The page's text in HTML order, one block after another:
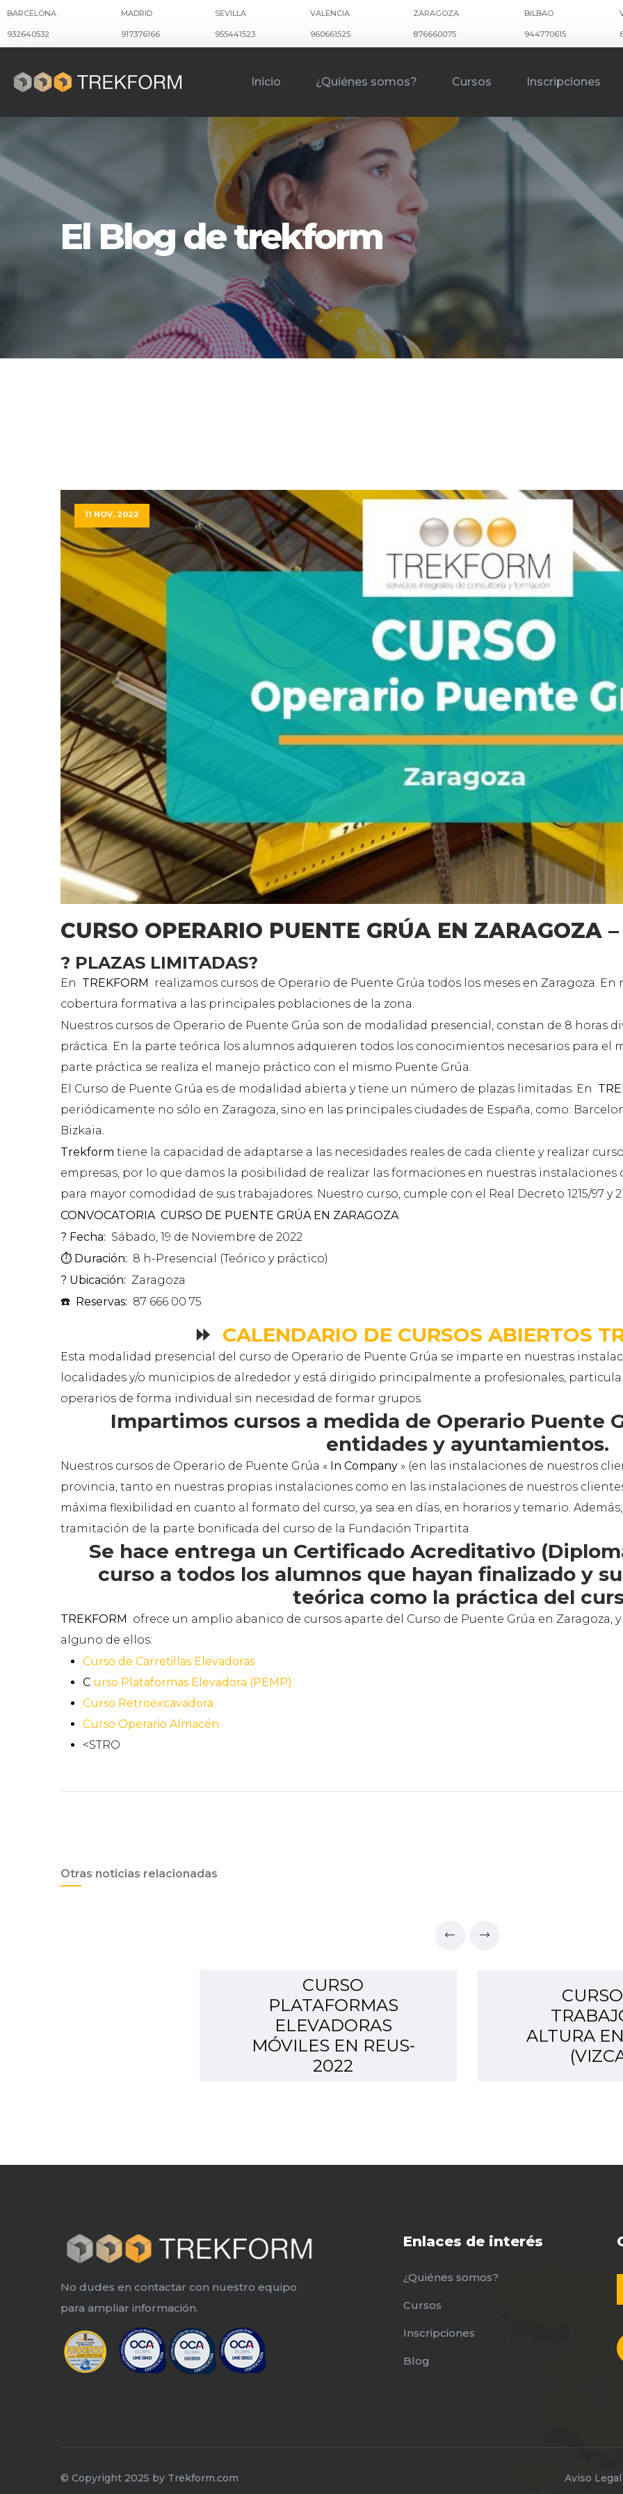
BARCELONA
932640532
MADRID
917376166
SEVILLA
955441523
VALENCIA
960661525
ZARAGOZA
876660075
BILBAO
944770615
Inicio ¿Quiénes somos? Cursos Inscripciones
El Blog de trekform
11 NOV, 2022
CURSO OPERARIO PUENTE GRÚA EN ZARAGOZA
? PLAZAS LIMITADAS?
En TREKFORM
realizamos cursos de Operario de Puente Grúa todos los meses en Zaragoza.
cobertura formativa a las principales poblaciones de la zona.
Nuestros cursos de Operario de Puente Grúa son de modalidad presencial, constan de 8 horas
práctica. En la parte teórica los alumnos adquieren todos los conocimientos necesarios para el
parte práctica se realiza el manejo práctico con el mismo Puente Grúa.
El Curso de Puente Grúa es de modalidad abierta y tiene un número de plazas limitadas. En
periódicamente no sólo en Zaragoza, sino en las principales ciudades de España, como:
Bizkaia.
Trekform tiene la capacidad de adaptarse a las necesidades reales de cada cliente y realizar
empresas, por lo que damos la posibilidad de realizar las formaciones en nuestras
para mayor comodidad de sus trabajadores. Nuestro curso, cumple con el Real Decreto 1215/97 y
CONVOCATORIA CURSO DE PUENTE GRÚA EN ZARAGOZA
? Fecha: Sábado, 19 de Noviembre de 2022
⏱️ Duración: 8 h-Presencial (Teórico y práctico)
? Ubicación: Zaragoza
☎️ Reservas: 87 666 00 75
⏩ CALENDARIO DE CURSOS ABIERTOS
Esta modalidad presencial del curso de Operario de Puente Grúa se imparte en nuestras
localidades y/o municipios de alrededor y está dirigido principalmente a profesionales,
operarios de forma individual sin necesidad de formar grupos.
Impartimos cursos a medida de Operario Puente
entidades y ayuntamientos.
Nuestros cursos de Operario de Puente Grúa « In Company » (en las instalaciones de nuestros
provincia, tanto en nuestras propias instalaciones como en las instalaciones de nuestros
máxima flexibilidad en cuanto al formato del curso, ya sea en días, en horarios y temario.
tramitación de la parte bonificada del curso de la Fundación Tripartita.
Se hace entrega un Certificado Acreditativo
curso a todos los alumnos que hayan finalizado y
teórica como la práctica del
TREKFORM ofrece un amplio abanico de cursos aparte del Curso de Puente Grúa en Zaragoza,
alguno de ellos:
Curso de Carretillas Elevadoras
C urso Plataformas Elevadora (PEMP)
Curso Retroexcavadora
Curso Operario Almacén
<STRO
Otras noticias relacionadas
CURSO
PLATAFORMAS
ELEVADORAS
MÓVILES EN REUS-
2022
ALTURA
No dudes en contactar con nuestro equipo
para ampliar información.
Enlaces de interés
¿Quiénes somos?
Cursos
Inscripciones
Blog
© Copyright 2025 by Trekform.com Aviso Legal